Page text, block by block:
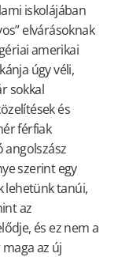
iskolájában
elvárásoknak
amerikai
úgy véli,
sokkal
és
férfiak
angolszász
szerint egy
lehetünk tanúi,
az
és ez nem a
az új